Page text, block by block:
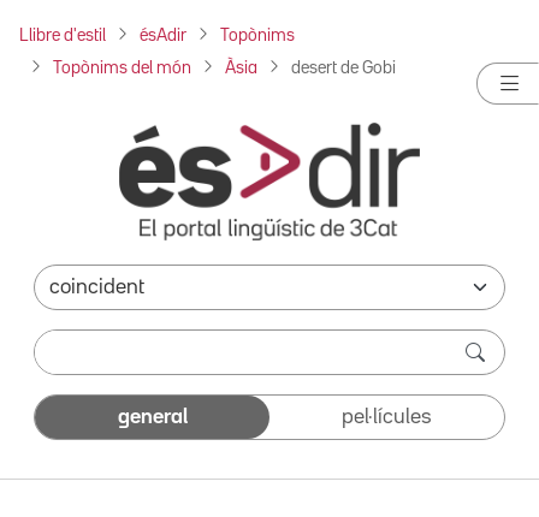
Llibre d'estil ésAdir Topònims
Topònims del món Àsia desert de Gobi
general pel·lícules